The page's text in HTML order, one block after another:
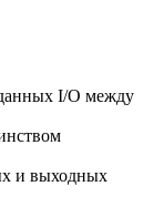
I/O между
и выходных